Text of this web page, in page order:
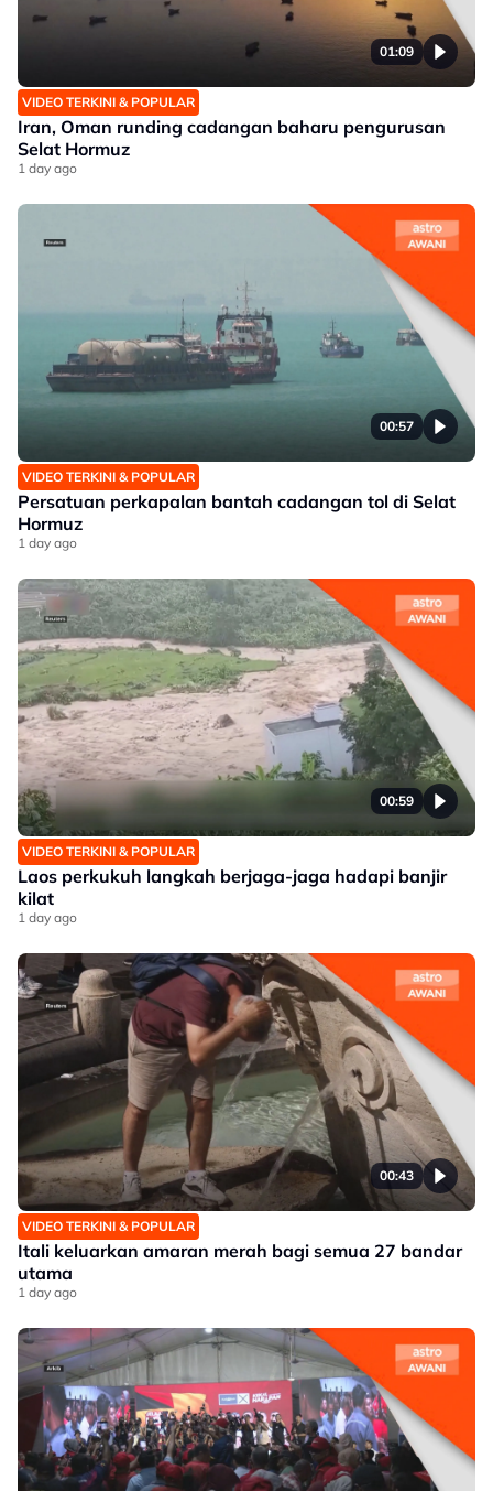
01:09
VIDEO TERKINI & POPULAR
Iran, Oman runding cadangan baharu pengurusan
Selat Hormuz
1 day ago
00:57
VIDEO TERKINI & POPULAR
Persatuan perkapalan bantah cadangan tol di Selat
Hormuz
1 day ago
00:59
VIDEO TERKINI & POPULAR
Laos perkukuh langkah berjaga-jaga hadapi banjir
kilat
1 day ago
00:43
VIDEO TERKINI & POPULAR
Itali keluarkan amaran merah bagi semua 27 bandar
utama
1 day ago